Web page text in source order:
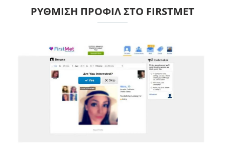
ΡΎΘΜΙΣΗ ΠΡΟΦΊΛ ΣΤΟ FIRSTMET